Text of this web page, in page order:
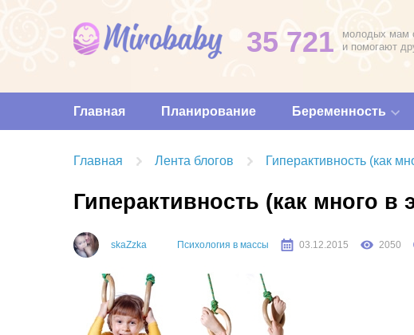
35 721
молодых мам
и помогают
Главная Планирование Беременность
Главная Лента блогов Гиперактивность (как
Гиперактивность (как много в
skaZzka Психология в массы 03.12.2015 2050